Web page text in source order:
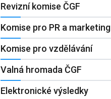
Revizní komise ČGF
Komise pro PR a marketing
Komise pro vzdělávání
Valná hromada ČGF
Elektronické výsledky